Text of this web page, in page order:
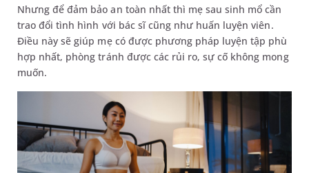
Nhưng để đảm bảo an toàn nhất thì mẹ sau sinh mổ cần
trao đổi tình hình với bác sĩ cũng như huấn luyện viên.
Điều này sẽ giúp mẹ có được phương pháp luyện tập phù
hợp nhất, phòng tránh được các rủi ro, sự cố không mong
muốn.